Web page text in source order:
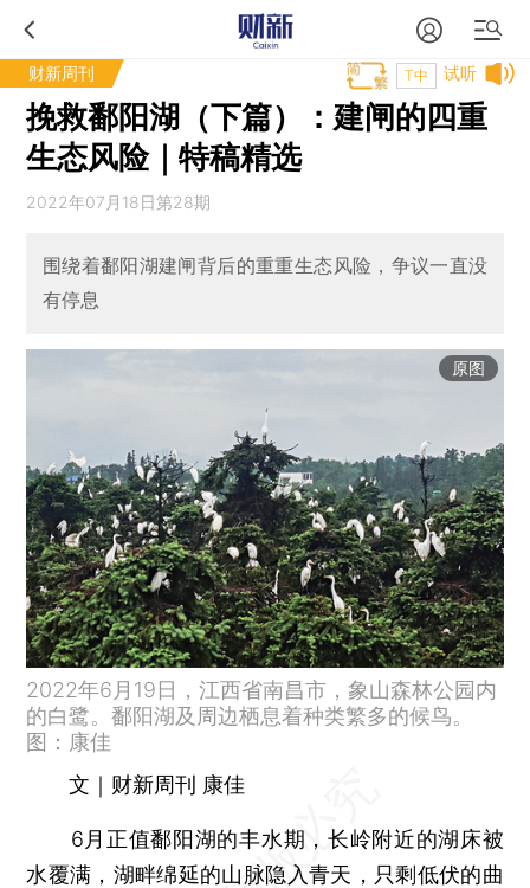
财新周刊 试听
T中
挽救鄱阳湖（下篇）：建闸的四重
生态风险｜特稿精选
2022年07月18日第28期
围绕着鄱阳湖建闸背后的重重生态风险，争议一直没
有停息
原图
2022年6月19日，江西省南昌市，象山森林公园内
的白鹭。鄱阳湖及周边栖息着种类繁多的候鸟。
图：康佳
文｜财新周刊 康佳
6月正值鄱阳湖的丰水期，长岭附近的湖床被
水覆满，湖畔绵延的山脉隐入青天，只剩低伏的曲